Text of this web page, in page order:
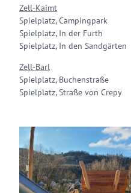
Zell-Kaimt
Spielplatz, Campingpark
Spielplatz, In der Furth
Spielplatz, In den Sandgärten
Zell-Barl
Spielplatz, Buchenstraße
Spielplatz, Straße von Crepy